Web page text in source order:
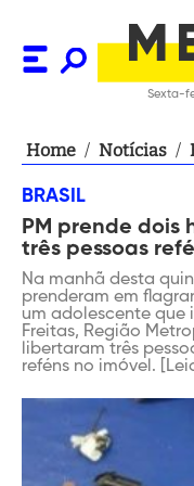
Sexta-
Home / Notícias /
BRASIL
PM prende dois
três pessoas
Na manhã desta
prenderam em
um adolescente que
Freitas, Região
libertaram três
reféns no imóvel.